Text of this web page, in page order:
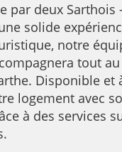
par deux Sarthois
solide
notre
tout
Disponible et
logement avec
à des services